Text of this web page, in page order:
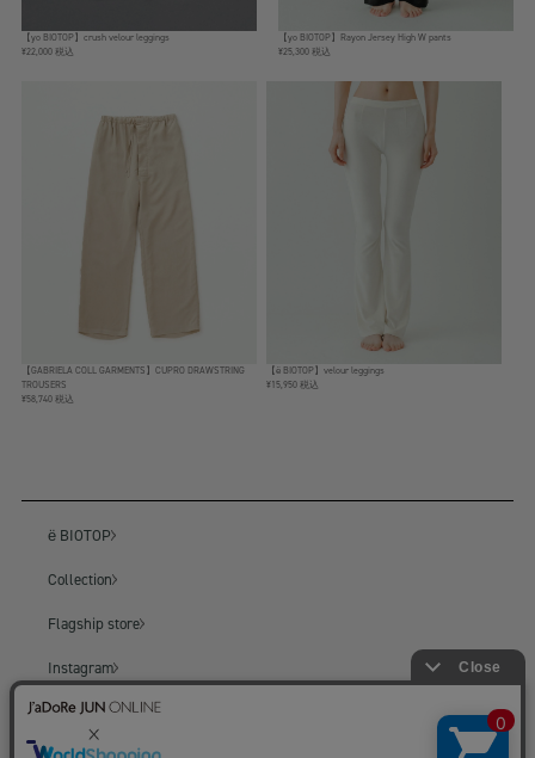
【yo BIOTOP】crush velour leggings
¥22,000 税込
【yo BIOTOP】Rayon Jersey High W pants
¥25,300 税込
【GABRIELA COLL GARMENTS】CUPRO DRAWSTRING
TROUSERS
¥58,740 税込
【ё BIOTOP】velour leggings
¥15,950 税込
ё BIOTOP
Collection
Flagship store
Instagram
BIOTOP